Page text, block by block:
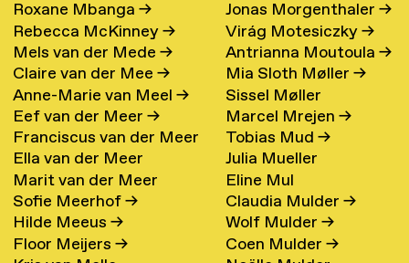
Roxane Mbanga→
Rebecca McKinney→
Mels van der Mede→
Claire van der Mee→
Anne-Marie van Meel→
Eef van der Meer→
Franciscus van der Meer
→
Ella van der Meer
Marit van der Meer
Sofie Meerhof→
Hilde Meeus→
Floor Meijers→
Jonas Morgenthaler→
Virág Motesiczky→
Antrianna Moutoula→
Mia Sloth Møller→
Sissel Møller
Marcel Mrejen→
Tobias Mud→
Julia Mueller
Eline Mul
Claudia Mulder→
Wolf Mulder→
Coen Mulder→